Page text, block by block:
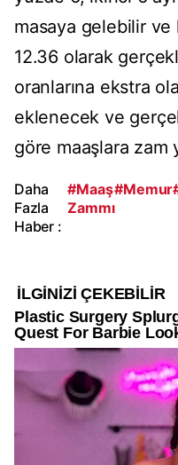
masaya gelebilir
12.36 olarak
oranlarına ekstra
eklenecek ve
göre maaşlara zam
Daha
Fazla
Haber :
#Maaş
Zammı
#Memur